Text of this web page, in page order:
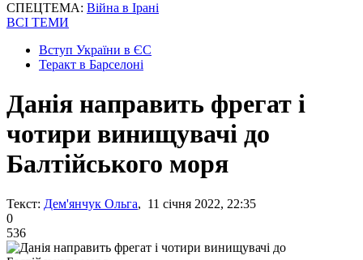
СПЕЦТЕМА: Війна в Ірані
ВСІ ТЕМИ
Вступ України в ЄС
Теракт в Барселоні
Данія направить фрегат і
чотири винищувачі до
Балтійського моря
Текст: Дем'янчук Ольга, 11 січня 2022, 22:35
0
536